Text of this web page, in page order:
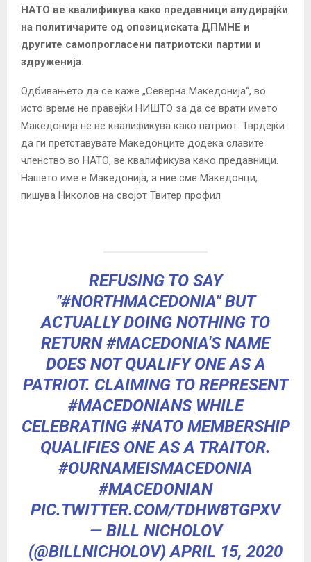
НАТО ве квалификува како предавници алудирајќи
на политичарите од опозициската ДПМНЕ и
другите самопрогласени патриотски партии и
здруженија.
Одбивањето да се каже „Северна Македонија“, во
исто време не правејќи НИШТО за да се врати името
Македонија не ве квалификува како патриот. Тврдејќи
да ги претставувате Македонците додека славите
членство во НАТО, ве квалификува како предавници.
Нашето име е Македонија, а ние сме Македонци,
пишува Николов на својот Твитер профил
REFUSING TO SAY
"#NORTHMACEDONIA" BUT
ACTUALLY DOING NOTHING TO
RETURN#MACEDONIA'S NAME
DOES NOT QUALIFY ONE AS A
PATRIOT. CLAIMING TO REPRESENT
#MACEDONIANSWHILE
CELEBRATING #NATOMEMBERSHIP
QUALIFIES ONE AS A TRAITOR.
#OURNAMEISMACEDONIA
#MACEDONIAN
PIC.TWITTER.COM/TDHW8TGPXV
— BILL NICHOLOV
(@BILLNICHOLOV)APRIL 15, 2020